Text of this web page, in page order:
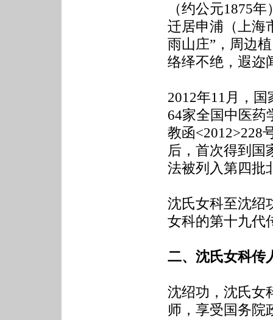
（约公元1875
迁居申浦（上海
雨山庄”，周边
络绎不绝，遐迩
2012年11月，
64家全国中医药
教函<2012>228
后，首次得到国
法被列入第四批
沈氏女科至沈绍
女科的第十九代
二、沈氏女科传
沈绍功，沈氏女
师，享受国务院